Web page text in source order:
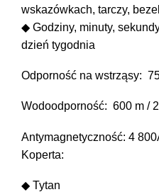
wskazówkach, tarczy,
◆ Godziny, minuty,
dzień tygodnia
Odporność na wstrząsy:
Wodoodporność: 600 m /
Antymagnetyczność: 4
Koperta:
◆ Tytan
Oficjalne Zegarki Kolejowe